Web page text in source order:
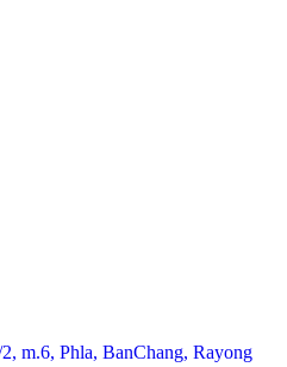
m.6, Phla, BanChang, Rayong